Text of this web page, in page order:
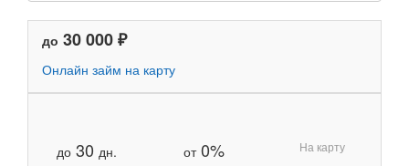
до 30 000 ₽
Онлайн займ на карту
до 30 дн. от0% На карту